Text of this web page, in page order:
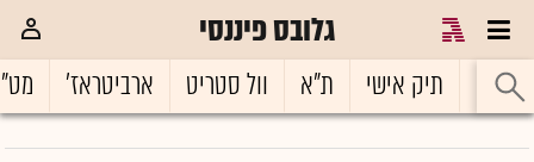
גלובס פיננסי
ראשי תיק אישי ת"א וול סטריט ארביטראז'